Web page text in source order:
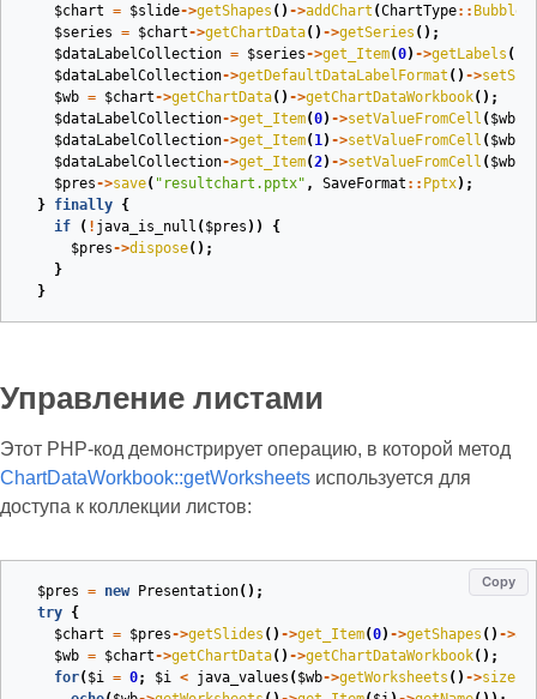
$chart = $slide->getShapes () ->addChart (ChartType:: Bubble
$series = $chart->getChartData() ->getSeries ();
$dataLabelCollection = $series->get_Item(0) ->getLabels ();
$dataLabelCollection->getDefaultDataLabelFormat () ->
$wb = $chart->getChartData() ->getChartDataWorkbook();
$dataLabelCollection->get_Item(0) ->setValueFromCell ( $wb
$dataLabelCollection->get_Item( 1) ->setValueFromCell ( $wb
$dataLabelCollection->get_Item(2) ->setValueFromCell ( $wb
$pres->save( "resultchart.pptx" , SaveFormat :: Pptx);
} finally {
if
( ! java_is_null ( $pres ))
{
$pres->dispose();
}
}
Управление листами
Этот PHP‑код демонстрирует операцию, в которой метод
ChartDataWorkbook::getWorksheets используется для
доступа к коллекции листов:
Copy
$pres = new Presentation();
try {
$chart = $pres->getSlides () ->get_Item(0) ->getShapes () ->
$wb = $chart->getChartData() ->getChartDataWorkbook();
for( $i = 0; $i < java_values ( $wb->getWorksheets () ->size